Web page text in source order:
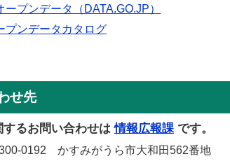
ープンデータ（DATA.GO.JP）
プンデータカタログ
せ先
するお問い合わせは 情報広報課 です。
0192 かすみがうら市大和田562番地